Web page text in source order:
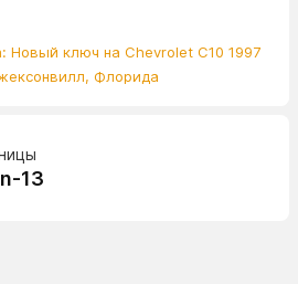
Новый ключ на Chevrolet C10 1997
Флорида
13